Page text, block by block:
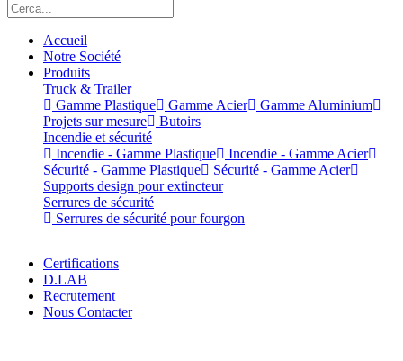
Accueil
Notre Société
Produits
Truck & Trailer
Gamme Plastique
Gamme Acier
Gamme Aluminium
Projets sur mesure
Butoirs
Incendie et sécurité
Incendie - Gamme Plastique
Incendie - Gamme Acier
Sécurité - Gamme Plastique
Sécurité - Gamme Acier
Supports design pour extincteur
Serrures de sécurité
Serrures de sécurité pour fourgon
Certifications
D.LAB
Recrutement
Nous Contacter